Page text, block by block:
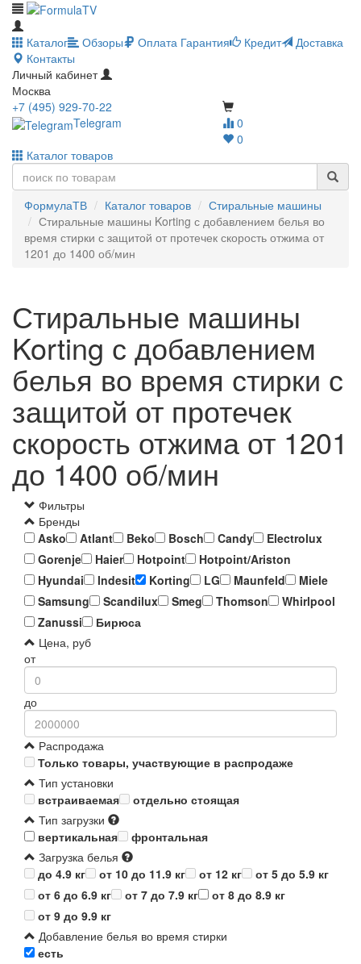
Каталог Обзоры Оплата Гарантия Кредит
Доставка
Контакты
Личный кабинет
Москва
0
0
+7 (495) 929-70-22
Telegram
Каталог товаров
ФормулаТВ Каталог товаров
Стиральные машины
Стиральные машины Korting с добавлением белья во
время стирки с защитой от протечек скорость отжима от
1201 до 1400 об/мин
Стиральные машины
Korting с добавлением
белья во время стирки с
защитой от протечек
скорость отжима от 1201
до 1400 об/мин
Фильтры
Бренды
Asko
Atlant Beko Bosch Candy
Electrolux
Gorenje
Haier Hotpoint
Hotpoint/Ariston
Hyundai
Indesit Korting LG Maunfeld
Miele
Samsung
Scandilux Smeg Thomson
Whirlpool
Zanussi
Бирюса
Цена, руб
от
до
Распродажа
Только товары, участвующие в распродаже
Тип установки
встраиваемая
отдельно стоящая
Тип загрузки
вертикальная
фронтальная
Загрузка белья
до 4.9 кг
от 10 до 11.9 кг от 12 кг
от 5 до 5.9 кг
от 6 до 6.9 кг
от 7 до 7.9 кг
от 8 до 8.9 кг
от 9 до 9.9 кг
Добавление белья во время стирки
есть